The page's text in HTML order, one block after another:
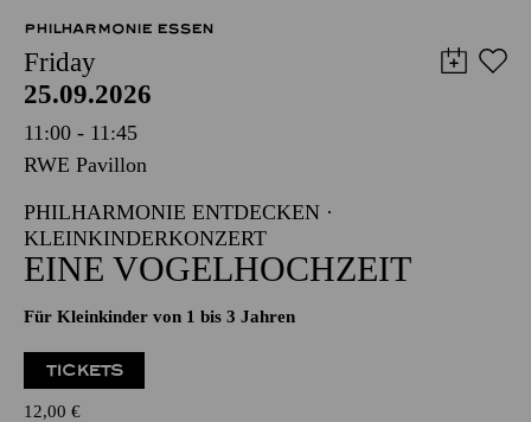
PHILHARMONIE ESSEN
Friday
25.09.2026
11:00 - 11:45
RWE Pavillon
PHILHARMONIE ENTDECKEN ·
KLEINKINDERKONZERT
EINE VOGELHOCHZEIT
Für Kleinkinder von 1 bis 3 Jahren
TICKETS
12,00 €